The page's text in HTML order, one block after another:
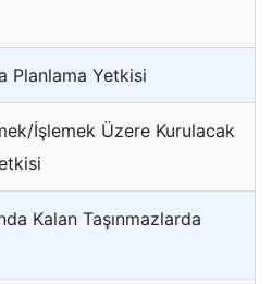
Planlama Yetkisi
İşlemek Üzere Kurulacak
Kalan Taşınmazlarda